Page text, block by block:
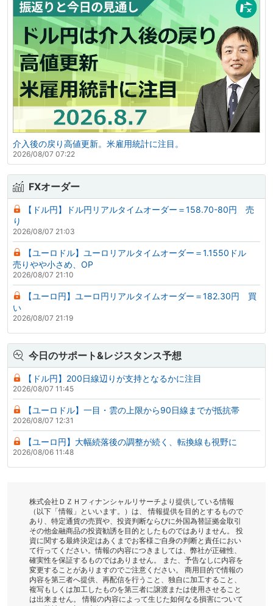
介入後の戻り高値更新。米雇用統計に注目。
2026/08/07 07:22
FXオーダー
【ドル円】ドル円リアルタイムオーダー＝158.70-80円 売
り
2026/08/07 21:03
【ユーロドル】ユーロリアルタイムオーダー＝1.1550ドル
売りやや小さめ、OP
2026/08/07 21:10
【ユーロ円】ユーロ円リアルタイムオーダー＝182.30円 買
い
2026/08/07 21:19
今日のサポート&レジスタンス予想
【ドル円】200日線辺りが支持となるかに注目
2026/08/07 11:45
【ユーロドル】一目・雲の上限から90日線までが抵抗帯
2026/08/07 12:31
【ユーロ円】大幅続落後の調整が続く、転換線も視野に
2026/08/06 11:48
株式会社ＤＺＨフィナンシャルリサーチより提供している情報
（以下「情報」といいます。）は、 情報提供を目的とするもので
あり、特定通貨の売買や、投資判断ならびに外国為替証拠金取引
その他金融商品の投資勧誘を目的としたものではありません。 投
資に関する最終決定はあくまでお客様ご自身の判断と責任におい
て行ってください。情報の内容につきましては、弊社が正確性、
確実性を保証するものではありません。 また、予告なしに内容を
変更することがありますのでご注意ください。 商用目的で情報の
内容を第三者へ提供、再配信を行うこと、独自に加工すること、
複写もしくは加工したものを第三者に譲渡または使用させること
は出来ません。 情報の内容によって生じた如何なる損害について